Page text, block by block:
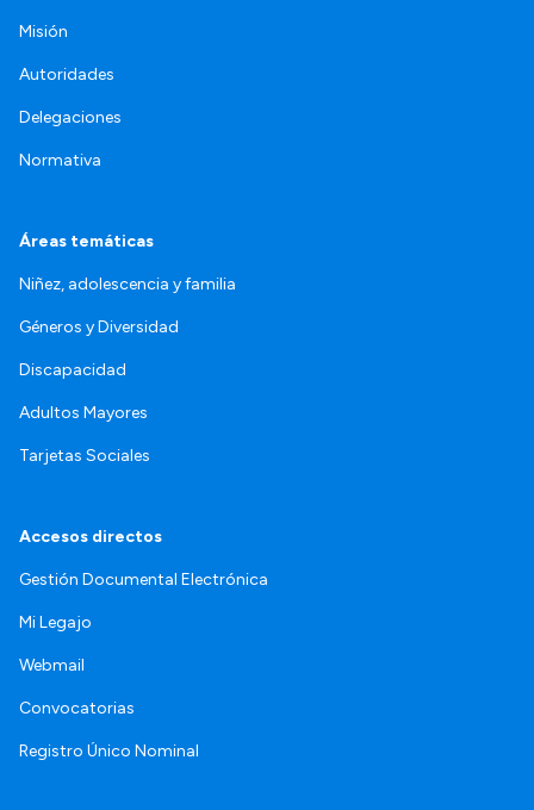
Misión
Autoridades
Delegaciones
Normativa
Áreas temáticas
Niñez, adolescencia y familia
Géneros y Diversidad
Discapacidad
Adultos Mayores
Tarjetas Sociales
Accesos directos
Gestión Documental Electrónica
Mi Legajo
Webmail
Convocatorias
Registro Único Nominal